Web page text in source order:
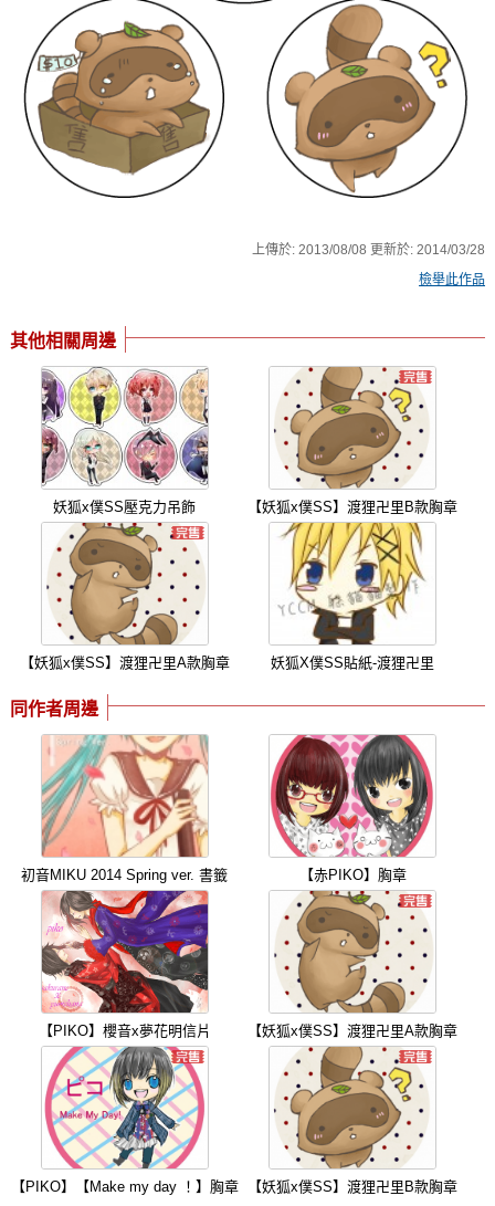
上傳於:2013/08/08 更新於:2014/03/28
檢舉此作品
其他相關周邊
妖狐x僕SS壓克力吊飾 【妖狐x僕SS】渡狸卍里B款胸章
【妖狐x僕SS】渡狸卍里A款胸章 妖狐X僕SS貼紙-渡狸卍里
同作者周邊
初音MIKU 2014 Spring ver. 書籤 【赤PIKO】胸章
【PIKO】櫻音x夢花明信片 【妖狐x僕SS】渡狸卍里A款胸章
【PIKO】【Make my day ！】胸章 【妖狐x僕SS】渡狸卍里B款胸章